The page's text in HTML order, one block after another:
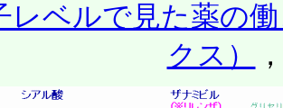
レベルで見た薬の
クス）